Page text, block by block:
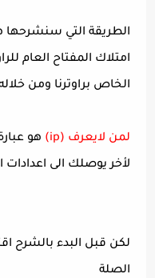
الطريقة التي
الخاص براوترنا ومن
لمن لايعرف (ip) هو
لأخر يوصلك الى اعدادات
لكن قبل البدء بالشرح
الصلة